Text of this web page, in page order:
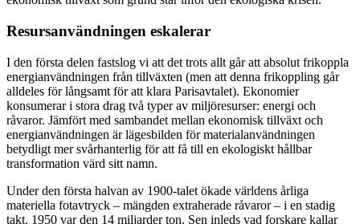
Resursanvändningen eskalerar
I den första delen fastslog vi att det trots allt går att absolut frikoppla
energianvändningen från tillväxten (men att denna frikoppling går
alldeles för långsamt för att klara Parisavtalet). Ekonomier
konsumerar i stora drag två typer av miljöresurser: energi och
råvaror. Jämfört med sambandet mellan ekonomisk tillväxt och
energianvändningen är lägesbilden för materialanvändningen
betydligt mer svårhanterlig för att få till en ekologiskt hållbar
transformation värd sitt namn.
Under den första halvan av 1900-talet ökade världens årliga
materiella fotavtryck – mängden extraherade råvaror – i en stadig
takt. 1950 var den 14 miljarder ton. Sen inleds vad forskare kallar